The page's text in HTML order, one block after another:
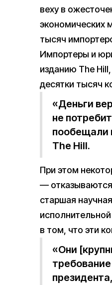
веху в
экономических
тысяч
Импортеры и
изданию The
десятки тысяч
«Деньги
не
пообещали
The Hill.
При этом
— отказываются
старшая
в том, что эти
«Они